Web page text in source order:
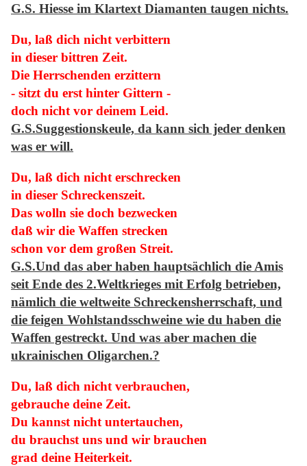
G.S. Hiesse im Klartext Diamanten taugen nichts.
Du, laß dich nicht verbittern
in dieser bittren Zeit.
Die Herrschenden erzittern
- sitzt du erst hinter Gittern -
doch nicht vor deinem Leid.
G.S.Suggestionskeule, da kann sich jeder denken
was er will.
Du, laß dich nicht erschrecken
in dieser Schreckenszeit.
Das wolln sie doch bezwecken
daß wir die Waffen strecken
schon vor dem großen Streit.
G.S.Und das aber haben hauptsächlich die Amis
seit Ende des 2.Weltkrieges mit Erfolg betrieben,
nämlich die weltweite Schreckensherrschaft, und
die feigen Wohlstandsschweine wie du haben die
Waffen gestreckt. Und was aber machen die
ukrainischen Oligarchen.?
Du, laß dich nicht verbrauchen,
gebrauche deine Zeit.
Du kannst nicht untertauchen,
du brauchst uns und wir brauchen
grad deine Heiterkeit.